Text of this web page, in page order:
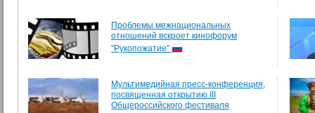
Проблемы межнациональных
отношений вскроет кинофорум
"Рукопожатие"
Мультимедийная пресс-конференция,
посвященная открытию III
Общероссийского фестиваля